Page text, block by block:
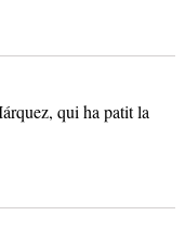
qui ha patit la